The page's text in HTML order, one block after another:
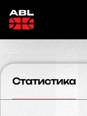
Статистика